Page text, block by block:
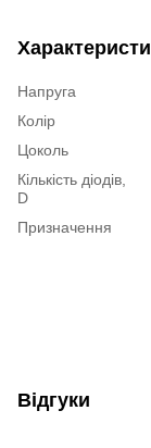
Напруга
Колір
Цоколь
Кількість діодів,
D
Призначення
Відгуки